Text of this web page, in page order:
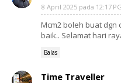
8 April 2025 pada 12:17 PG
Mcm2 boleh buat dgn
baik.. Selamat hari
Balas
Time Traveller